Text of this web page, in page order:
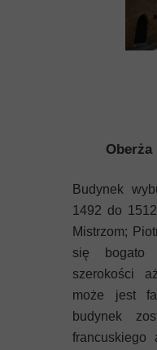
Budynek
1492 do
Mistrzom;
się bogato
szerokości
może jest
budynek
francuskiego